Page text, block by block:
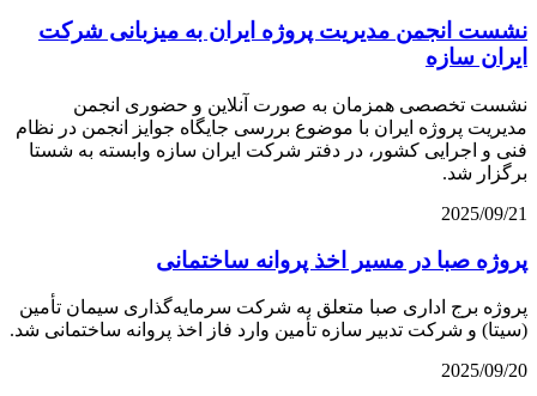
نشست انجمن مدیریت پروژه ایران به میزبانی شرکت
ایران سازه
نشست تخصصی همزمان به صورت آنلاین و حضوری انجمن
مدیریت پروژه ایران با موضوع بررسی جایگاه جوایز انجمن در نظام
فنی و اجرایی کشور، در دفتر شرکت ایران سازه وابسته به شستا
برگزار شد.
2025/09/21
پروژه صبا در مسیر اخذ پروانه ساختمانی
پروژه برج اداری صبا متعلق به شرکت سرمایه‌گذاری سیمان تأمین
(سیتا) و شرکت تدبیر سازه تأمین وارد فاز اخذ پروانه ساختمانی شد.
2025/09/20